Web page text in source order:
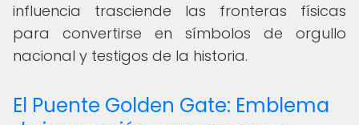
influencia trasciende las fronteras físicas
para convertirse en símbolos de orgullo
nacional y testigos de la historia.
El Puente Golden Gate: Emblema